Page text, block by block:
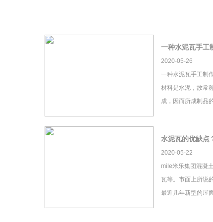
一种水泥瓦手工
2020-05-26
一种水泥瓦手工制
材料是水泥，故常
成，因而所成制品
水泥瓦的优缺点
2020-05-22
mile米乐集团混凝
瓦等。市面上所说
最近几年新型的屋